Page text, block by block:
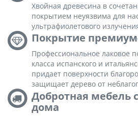
Хвойная древесина в
покрытием неуязвима для
ультрафиолетового
Покрытие
Профессиональное лаковое
класса испанского и
придает поверхности
защищает дерево от
Добротная мебель
дома